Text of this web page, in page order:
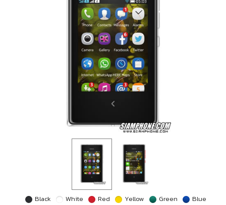
Black White Red Yellow Green Blue